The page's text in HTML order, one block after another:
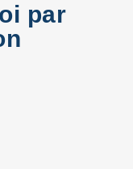
par